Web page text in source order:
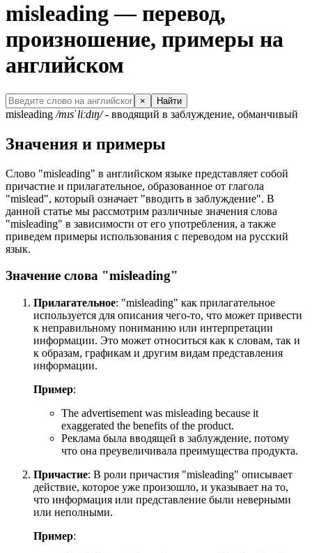
misleading — перевод,
произношение, примеры на
английском
× Найти
misleading /mɪsˈliːdɪŋ/- вводящий в заблуждение, обманчивый
Значения и примеры
Слово "misleading" в английском языке представляет собой
причастие и прилагательное, образованное от глагола
"mislead", который означает "вводить в заблуждение". В
данной статье мы рассмотрим различные значения слова
"misleading" в зависимости от его употребления, а также
приведем примеры использования с переводом на русский
язык.
Значение слова "misleading"
Прилагательное: "misleading" как прилагательное
используется для описания чего-то, что может привести
к неправильному пониманию или интерпретации
информации. Это может относиться как к словам, так и
к образам, графикам и другим видам представления
информации.
Пример:
The advertisement was misleading because it
exaggerated the benefits of the product.
Реклама была вводящей в заблуждение, потому
что она преувеличивала преимущества продукта.
Причастие: В роли причастия "misleading" описывает
действие, которое уже произошло, и указывает на то,
что информация или представление были неверными
или неполными.
Пример: